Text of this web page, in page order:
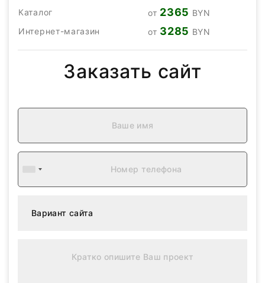
Каталог
от 2365 BYN
Интернет-магазин
от 3285 BYN
Заказать сайт